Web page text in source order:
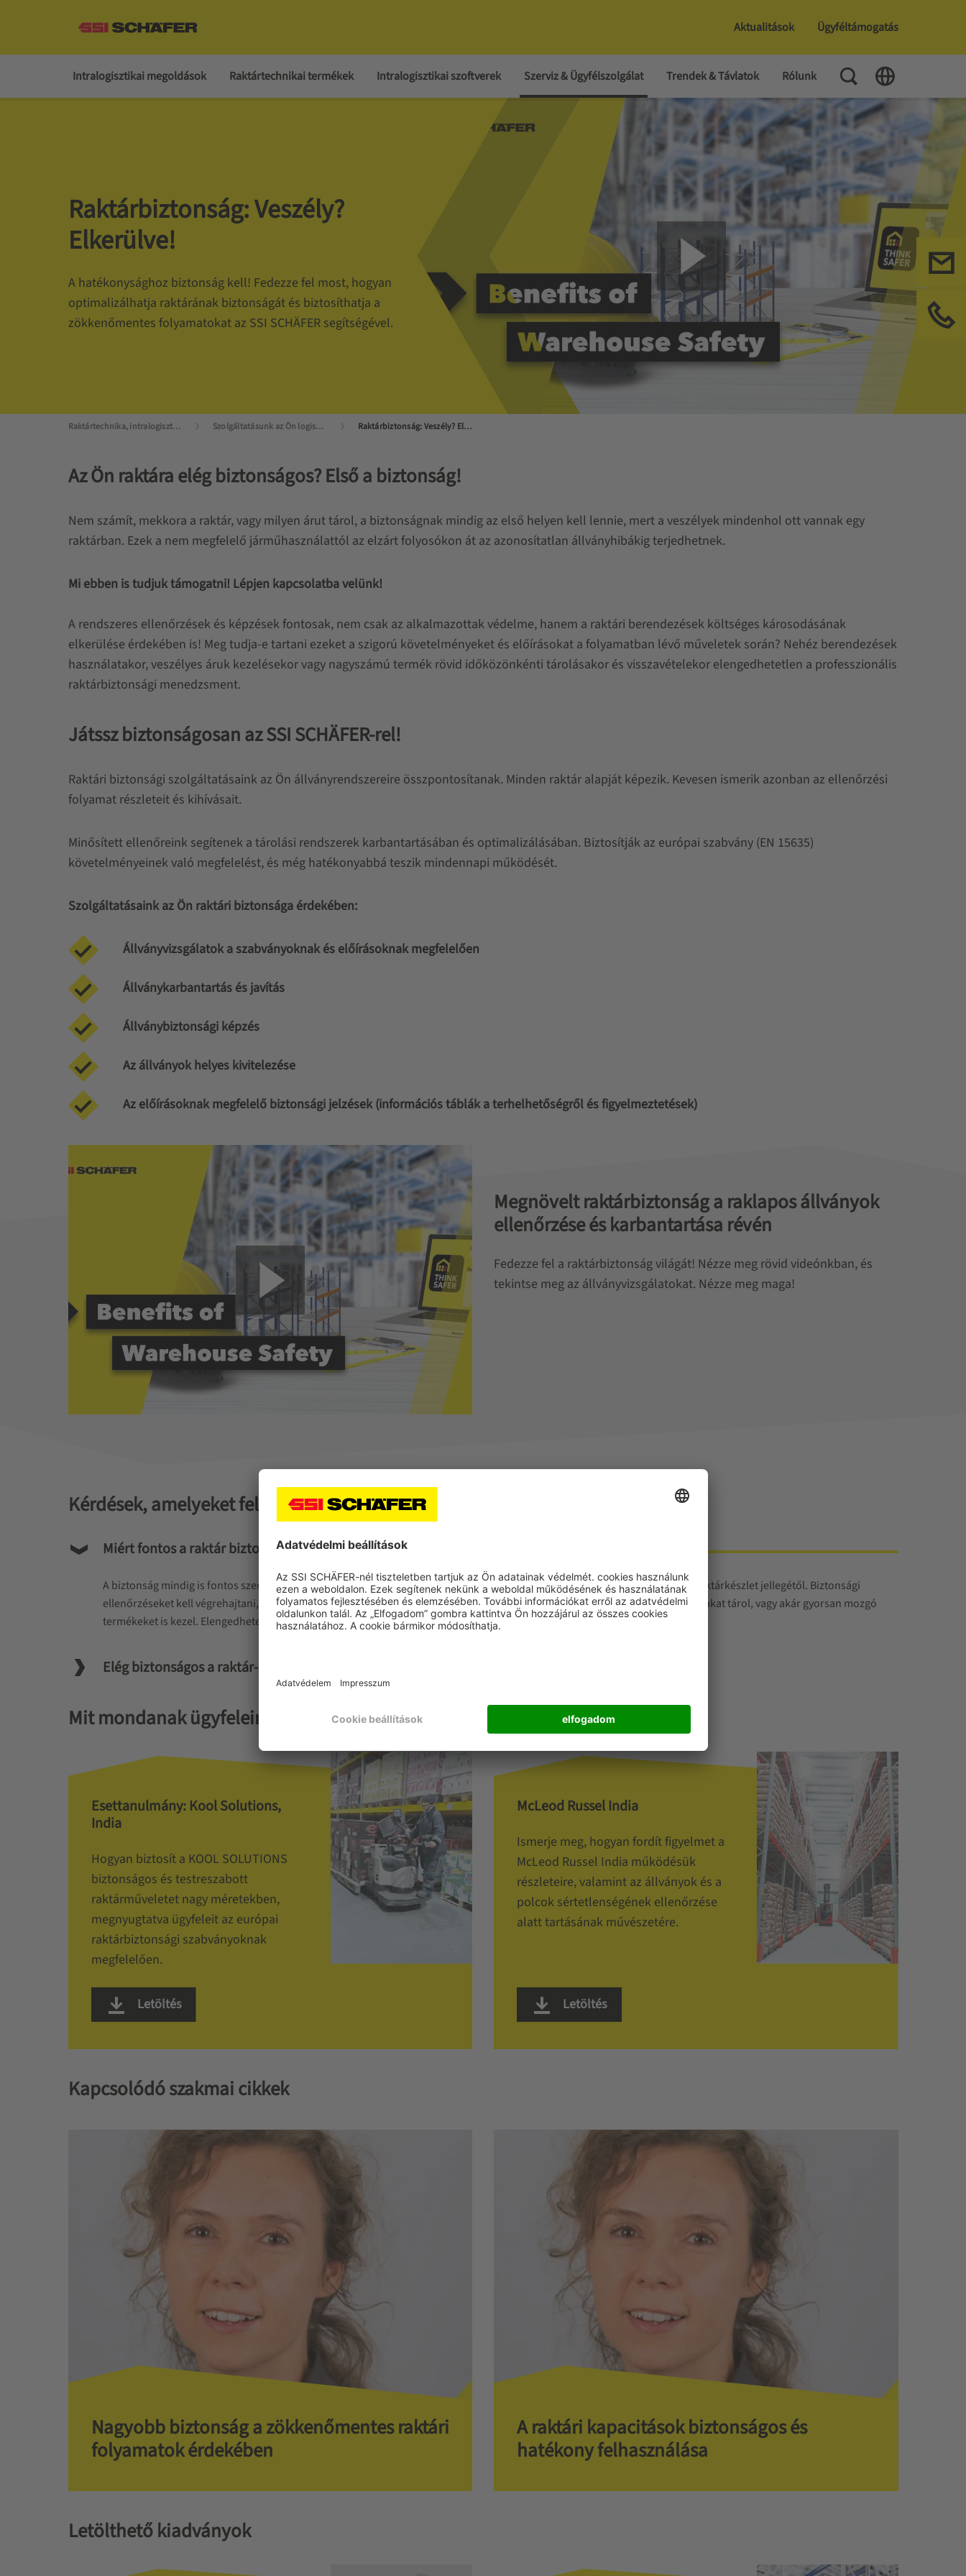
Aktualitások Ügyféltámogatás
Intralogisztikai megoldások Raktártechnikai termékek Intralogisztikai szoftverek Szerviz & Ügyfélszolgálat Trendek & Távlatok Rólunk
Toggle Search
Toggle
Raktárbiztonság: Veszély?
Elkerülve!
A hatékonysághoz biztonság kell! Fedezze fel most, hogyan
optimalizálhatja raktárának biztonságát és biztosíthatja a
zökkenőmentes folyamatokat az SSI SCHÄFER segítségével.
Raktártechnika, intralogisztika mesterfokon Szolgáltatásunk az Ön logisztikája számára Raktárbiztonság: Veszély? Elkerülve!
Az Ön raktára elég biztonságos? Első a biztonság!
Nem számít, mekkora a raktár, vagy milyen árut tárol, a biztonságnak mindig az első helyen kell lennie, mert a veszélyek mindenhol ott vannak egy
raktárban. Ezek a nem megfelelő járműhasználattól az elzárt folyosókon át az azonosítatlan állványhibákig terjedhetnek.
Mi ebben is tudjuk támogatni! Lépjen kapcsolatba velünk!
A rendszeres ellenőrzések és képzések fontosak, nem csak az alkalmazottak védelme, hanem a raktári berendezések költséges károsodásának
elkerülése érdekében is! Meg tudja-e tartani ezeket a szigorú követelményeket és előírásokat a folyamatban lévő műveletek során? Nehéz berendezések
használatakor, veszélyes áruk kezelésekor vagy nagyszámú termék rövid időközönkénti tárolásakor és visszavételekor elengedhetetlen a professzionális
raktárbiztonsági menedzsment.
Játssz biztonságosan az SSI SCHÄFER-rel!
Raktári biztonsági szolgáltatásaink az Ön állványrendszereire összpontosítanak. Minden raktár alapját képezik. Kevesen ismerik azonban az ellenőrzési
folyamat részleteit és kihívásait.
Minősített ellenőreink segítenek a tárolási rendszerek karbantartásában és optimalizálásában. Biztosítják az európai szabvány (EN 15635)
követelményeinek való megfelelést, és még hatékonyabbá teszik mindennapi működését.
Szolgáltatásaink az Ön raktári biztonsága érdekében:
Állványvizsgálatok a szabványoknak és előírásoknak megfelelően
Állványkarbantartás és javítás
Állványbiztonsági képzés
Az állványok helyes kivitelezése
Az előírásoknak megfelelő biztonsági jelzések (információs táblák a terhelhetőségről és figyelmeztetések)
Megnövelt raktárbiztonság a raklapos állványok
ellenőrzése és karbantartása révén
Fedezze fel a raktárbiztonság világát! Nézze meg rövid videónkban, és
tekintse meg az állványvizsgálatokat. Nézze meg maga!
Kérdések, amelyeket feltehet magának
Miért fontos a raktár biztonsága?
A biztonság mindig is fontos szempont volt egy raktár irányítása és üzemeltetése során, függetlenül annak méretétől vagy a raktárkészlet jellegétől. Biztonsági
ellenőrzéseket kell végrehajtani, különösen, ha megnövekedett szállítmányokat, nehéz berendezéseket kezel, veszélyes tárgyakat tárol, vagy akár gyorsan mozgó
termékeket is kezel. Elengedhetetlen a biztonsági protokoll biztosítása és a munkavállalók rendszeres képzése.
Elég biztonságos a raktár- és tárolórendszere?
Mit mondanak ügyfeleink?
Esettanulmány: Kool Solutions,
India
Hogyan biztosít a KOOL SOLUTIONS
biztonságos és testreszabott
raktárműveletet nagy méretekben,
megnyugtatva ügyfeleit az európai
raktárbiztonsági szabványoknak
megfelelően.
Letöltés
McLeod Russel India
Ismerje meg, hogyan fordít figyelmet a
McLeod Russel India működésük
részleteire, valamint az állványok és a
polcok sértetlenségének ellenőrzése
alatt tartásának művészetére.
Letöltés
Kapcsolódó szakmai cikkek
Nagyobb biztonság a zökkenőmentes raktári
folyamatok érdekében
A raktári kapacitások biztonságos és
hatékony felhasználása
Letölthető kiadványok